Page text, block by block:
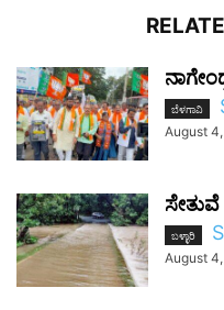
ಬೆಳಗಾವಿ
August
ಬಳ್ಳಾರಿ
August